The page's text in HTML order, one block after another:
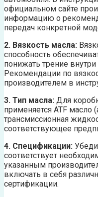
официальном сайте
информацию о
передач конкретной
2. Вязкость масла:
способность
понижать трение
Рекомендации по
производителем в
3. Тип масла: Для
применяется ATF масло
трансмиссионная
соответствующее
4. Спецификации:
соответствует
указанным
включать в себя
сертификации.